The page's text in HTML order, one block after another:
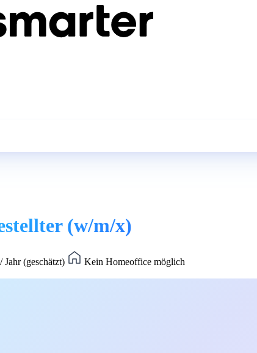
(w/m/x)
Jahr (geschätzt)
Kein Homeoffice möglich